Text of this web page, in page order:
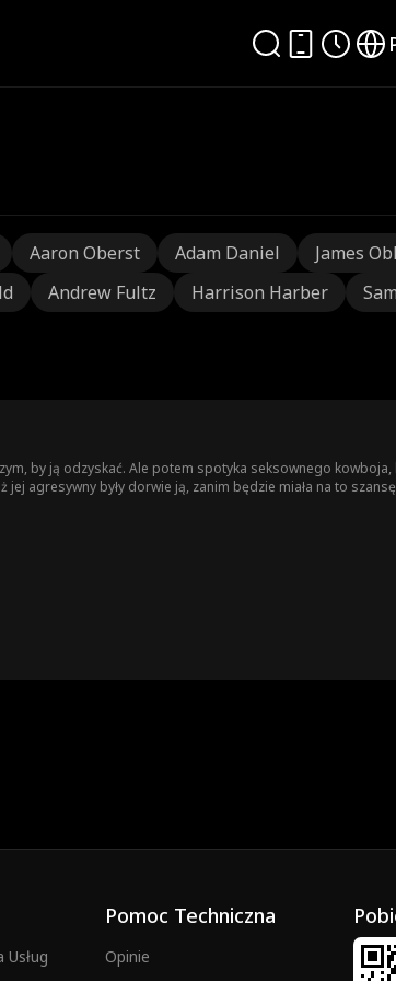
Aaron Oberst Adam Daniel James
Andrew Fultz Harrison Harber
by ją odzyskać. Ale potem spotyka seksownego kowboja,
agresywny były dorwie ją, zanim będzie miała na to
Pomoc Techniczna
Opinie